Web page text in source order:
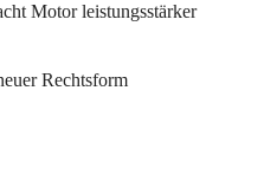
Motor leistungsstärker
Rechtsform